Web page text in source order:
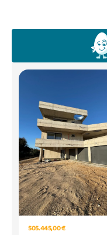
505.445,00 €